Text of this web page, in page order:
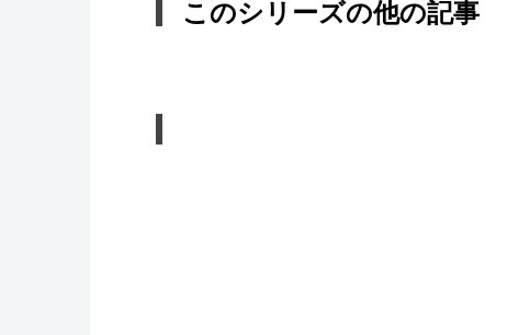
このシリーズの他の記事